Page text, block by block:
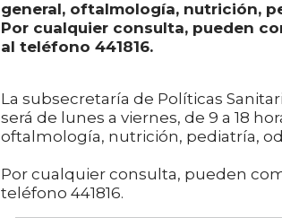
general, oftalmología, nutrición,
Por cualquier consulta, pueden
al teléfono 441816.
La subsecretaría de Políticas
será de lunes a viernes, de 9 a 18
oftalmología, nutrición, pediatría,
Por cualquier consulta, pueden
teléfono 441816.